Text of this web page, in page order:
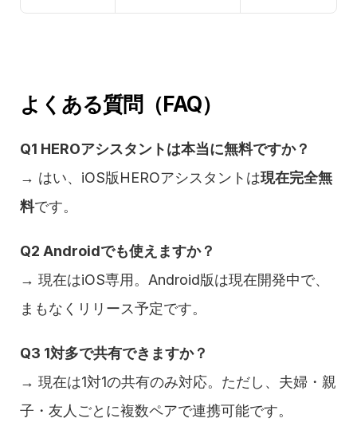
よくある質問（FAQ）
Q1 HEROアシスタントは本当に無料ですか？
→ はい、iOS版HEROアシスタントは現在完全無
料です。
Q2 Androidでも使えますか？
→ 現在はiOS専用。Android版は現在開発中で、
まもなくリリース予定です。
Q3 1対多で共有できますか？
→ 現在は1対1の共有のみ対応。ただし、夫婦・親
子・友人ごとに複数ペアで連携可能です。